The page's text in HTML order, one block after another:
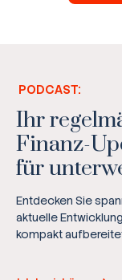
PODCAST:
Ihr
Finanz-
für
Entdecken Sie
aktuelle
kompakt